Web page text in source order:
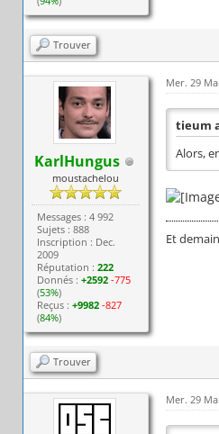
Trouver
KarlHungus
moustachelou
Messages : 4 992
Sujets : 888
Inscription : Dec.
2009
Réputation :222
Donnés :+2592 -775
(53%)
Reçus :+9982 -827
(84%)
Mer. 29
tieum
Alors,
Et
Trouver
Mer. 29